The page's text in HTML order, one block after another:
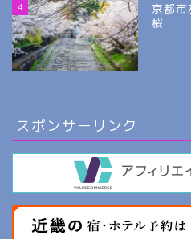
4
京都
桜
スポンサーリンク